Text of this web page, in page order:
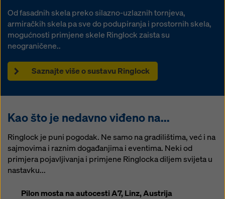
Od fasadnih skela preko silazno-uzlaznih tornjeva,
armiračkih skela pa sve do podupiranja i prostornih skela,
mogućnosti primjene skele Ringlock zaista su
neograničene..
Saznajte više o sustavu Ringlock
Kao što je nedavno viđeno na...
Ringlock je puni pogodak. Ne samo na gradilištima, već i na
sajmovima i raznim događanjima i eventima. Neki od
primjera pojavljivanja i primjene Ringlocka diljem svijeta u
nastavku...
Pilon mosta na autocesti A7, Linz, Austrija